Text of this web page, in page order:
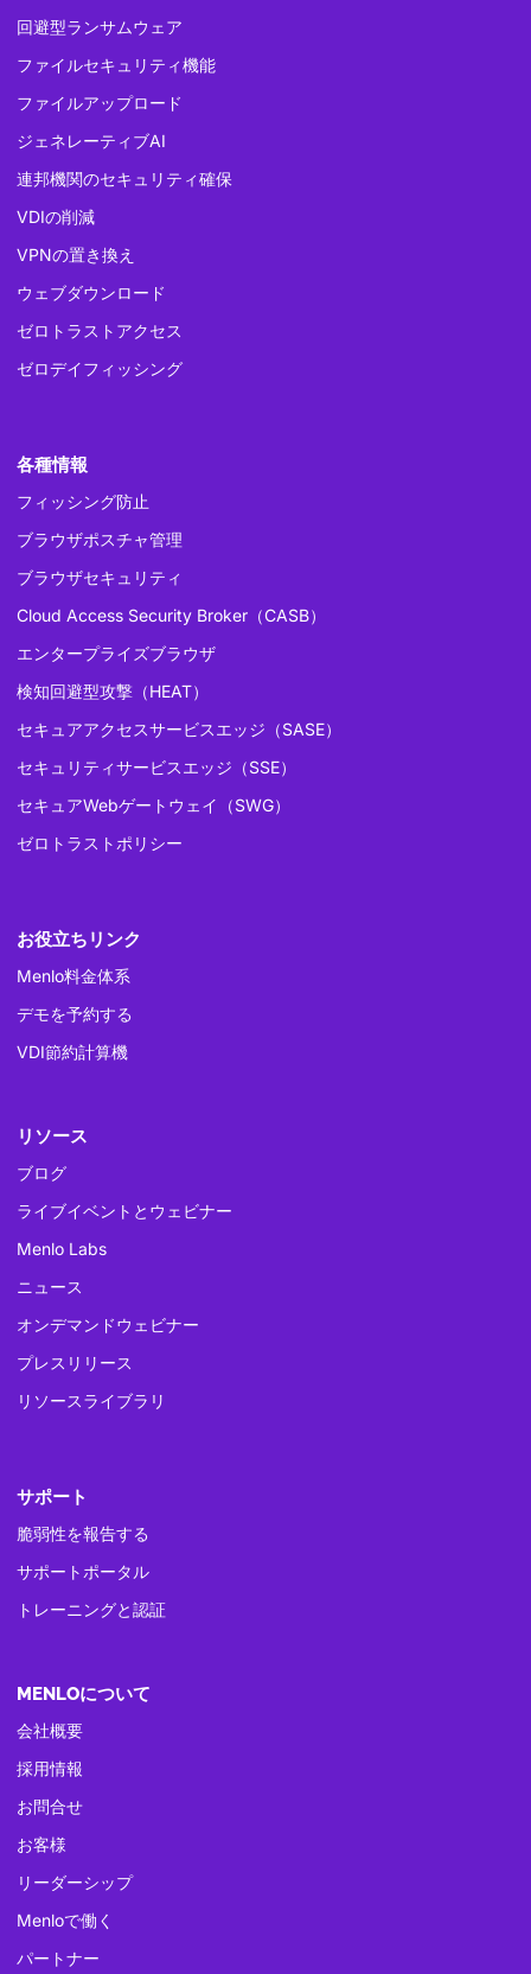
回避型ランサムウェア
ファイルセキュリティ機能
ファイルアップロード
ジェネレーティブAI
連邦機関のセキュリティ確保
VDIの削減
VPNの置き換え
ウェブダウンロード
ゼロトラストアクセス
ゼロデイフィッシング
各種情報
フィッシング防止
ブラウザポスチャ管理
ブラウザセキュリティ
Cloud Access Security Broker（CASB）
エンタープライズブラウザ
検知回避型攻撃（HEAT）
セキュアアクセスサービスエッジ（SASE）
セキュリティサービスエッジ（SSE）
セキュアWebゲートウェイ（SWG）
ゼロトラストポリシー
お役立ちリンク
Menlo料金体系
デモを予約する
VDI節約計算機
リソース
ブログ
ライブイベントとウェビナー
Menlo Labs
ニュース
オンデマンドウェビナー
プレスリリース
リソースライブラリ
サポート
脆弱性を報告する
サポートポータル
トレーニングと認証
MENLOについて
会社概要
採用情報
お問合せ
お客様
リーダーシップ
Menloで働く
パートナー